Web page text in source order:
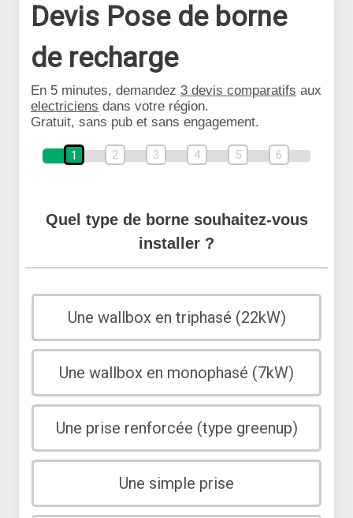
Devis Pose de borne
de recharge
En 5 minutes, demandez 3 devis comparatifs aux
electriciens dans votre région.
Gratuit, sans pub et sans engagement.
1 2 3 4 5 6
Quel type de borne souhaitez-vous
installer ?
Une wallbox en triphasé (22kW)
Une wallbox en monophasé (7kW)
Une prise renforcée (type greenup)
Une simple prise